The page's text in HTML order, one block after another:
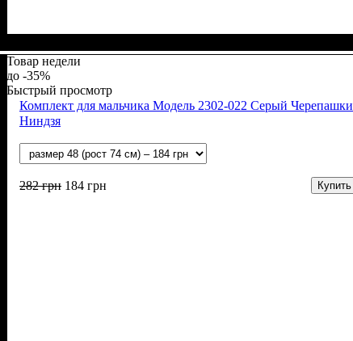
Товар недели
-35%
Быстрый просмотр
Комплект для мальчика Модель 2302-022 Серый Черепашки
Ниндзя
282грн 184 грн Купить